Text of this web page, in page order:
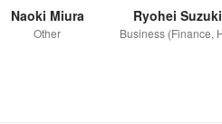
Naoki Miura
Other
Ryohei Suzuki